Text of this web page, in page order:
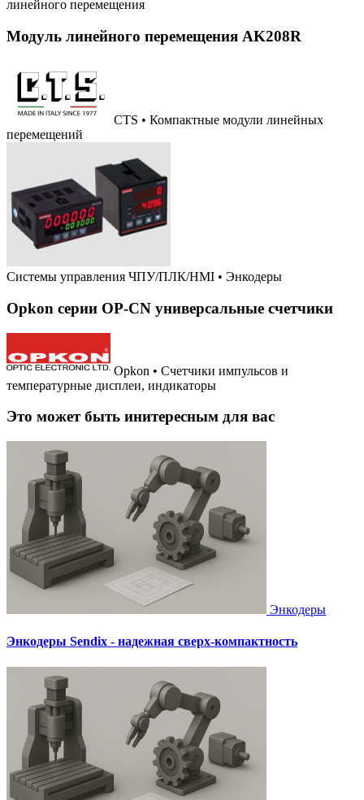
линейного перемещения
Модуль линейного перемещения AK208R
CTS • Компактные модули линейных
перемещений
Системы управления ЧПУ/ПЛК/HMI • Энкодеры
Opkon серии OP-CN универсальные счетчики
Opkon • Счетчики импульсов и
температурные дисплеи, индикаторы
Это может быть инитересным для вас
Энкодеры
Энкодеры Sendix - надежная сверх-компактность